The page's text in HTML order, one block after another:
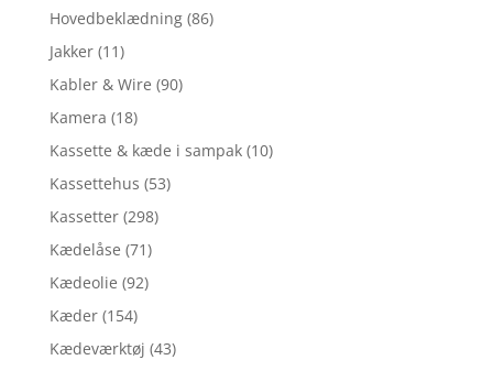
Hovedbeklædning (86)
Jakker (11)
Kabler & Wire (90)
Kamera (18)
Kassette & kæde i sampak (10)
Kassettehus (53)
Kassetter (298)
Kædelåse (71)
Kædeolie (92)
Kæder (154)
Kædeværktøj (43)